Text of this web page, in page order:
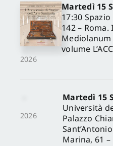
2026
Martedì 15
17:30
142 –
Mediolanum
volume
2026
Martedì 15
Università
Palazzo
Marina, 61